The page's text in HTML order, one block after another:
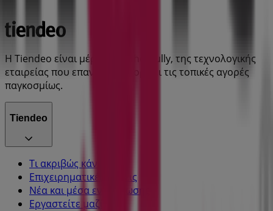
Η Tiendeo είναι μέρος της Shopfully, της τεχνολογικής
εταιρείας που επαναπροσδιορίζει τις τοπικές αγορές
παγκοσμίως.
Tiendeo
Τι ακριβώς κάνουμε
Επιχειρηματικές λύσεις
Νέα και μέσα ενημέρωσης
Εργαστείτε μαζί μας